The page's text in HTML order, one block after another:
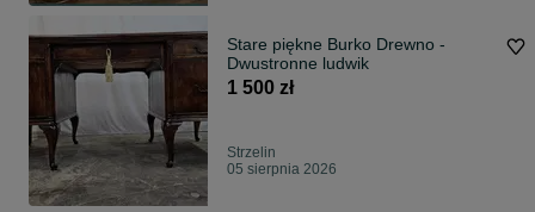
Stare piękne Burko Drewno -
Dwustronne ludwik
1 500 zł
Strzelin
05 sierpnia 2026